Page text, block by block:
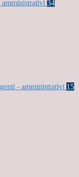
34
- amministrativi 15